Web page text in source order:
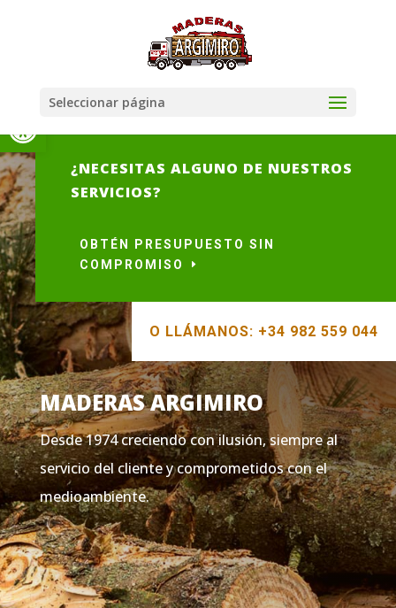
Abrir barra de herramientas
Seleccionar página
¿NECESITAS ALGUNO DE NUESTROS
SERVICIOS?
OBTÉN PRESUPUESTO SIN
COMPROMISO
O LLÁMANOS: +34 982 559 044
MADERAS ARGIMIRO
Desde 1974 creciendo con ilusión, siempre al
servicio del cliente y comprometidos con el
medioambiente.